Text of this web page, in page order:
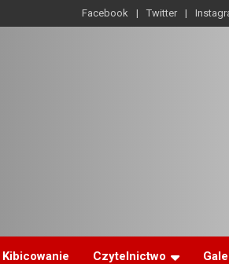
Facebook Twitter
Kibicowanie Czytelnictwo